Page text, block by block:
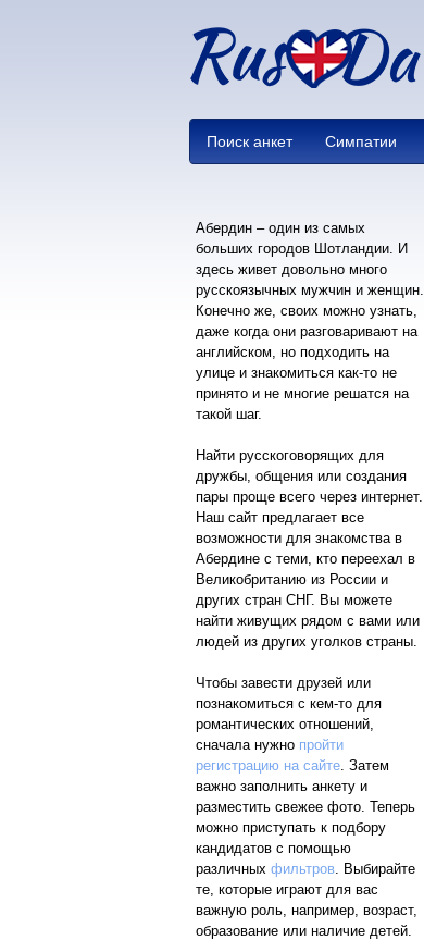
Поиск анкет Симпатии
Абердин – один из самых
больших городов Шотландии. И
здесь живет довольно много
русскоязычных мужчин и женщин.
Конечно же, своих можно узнать,
даже когда они разговаривают на
английском, но подходить на
улице и знакомиться как-то не
принято и не многие решатся на
такой шаг.
Найти русскоговорящих для
дружбы, общения или создания
пары проще всего через интернет.
Наш сайт предлагает все
возможности для знакомства в
Абердине с теми, кто переехал в
Великобританию из России и
других стран СНГ. Вы можете
найти живущих рядом с вами или
людей из других уголков страны.
Чтобы завести друзей или
познакомиться с кем-то для
романтических отношений,
сначала нужно пройти
регистрацию на сайте. Затем
важно заполнить анкету и
разместить свежее фото. Теперь
можно приступать к подбору
кандидатов с помощью
различных фильтров. Выбирайте
те, которые играют для вас
важную роль, например, возраст,
образование или наличие детей.